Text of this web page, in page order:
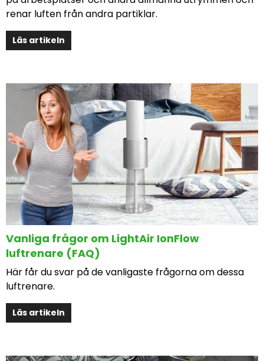
renar luften från andra partiklar.
Läs artikeln
Vanliga frågor om LightAir IonFlow
luftrenare (FAQ)
Här får du svar på de vanligaste frågorna om dessa
luftrenare.
Läs artikeln